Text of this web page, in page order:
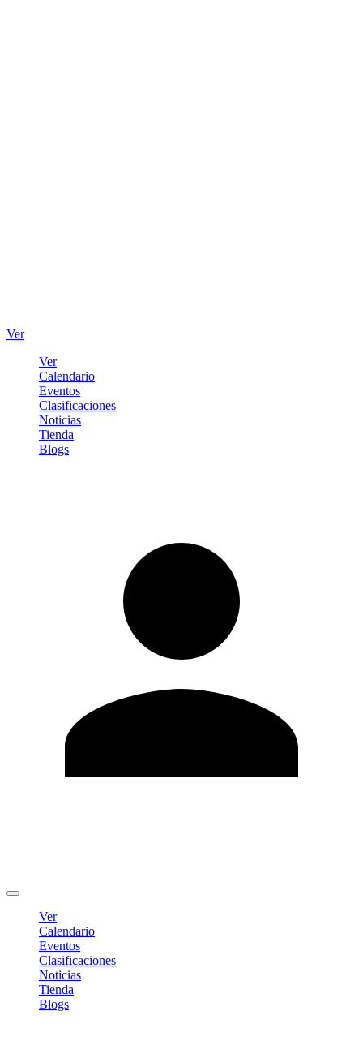
Ver
Ver
Calendario
Eventos
Clasificaciones
Noticias
Tienda
Blogs
Ver
Calendario
Eventos
Clasificaciones
Noticias
Tienda
Blogs